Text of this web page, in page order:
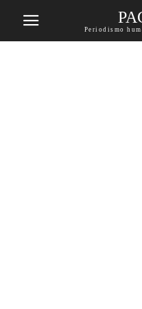
Periodismo